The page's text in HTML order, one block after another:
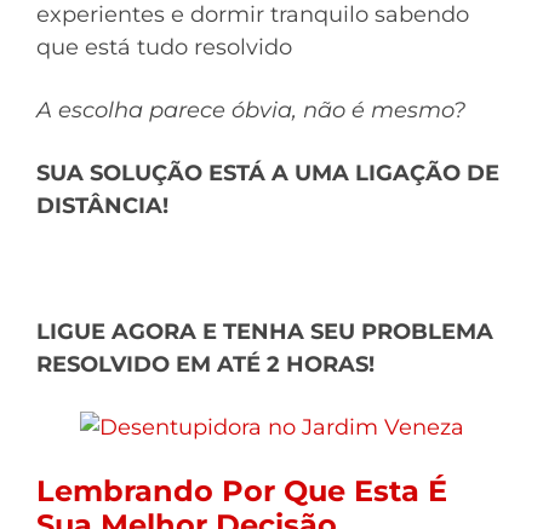
experientes e dormir tranquilo sabendo
que está tudo resolvido
A escolha parece óbvia, não é mesmo?
SUA SOLUÇÃO ESTÁ A UMA LIGAÇÃO DE
DISTÂNCIA!
LIGUE AGORA E TENHA SEU PROBLEMA
RESOLVIDO EM ATÉ 2 HORAS!
Lembrando Por Que Esta É